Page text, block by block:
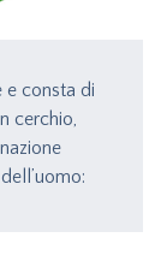
e consta di
cerchio,
non